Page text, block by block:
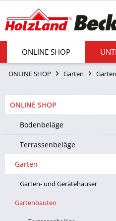
ONLINE SHOP
ONLINE SHOP Garten
ONLINE SHOP
Bodenbeläge
Terrassenbeläge
Garten
Garten- und Gerätehäuser
Gartenbauten